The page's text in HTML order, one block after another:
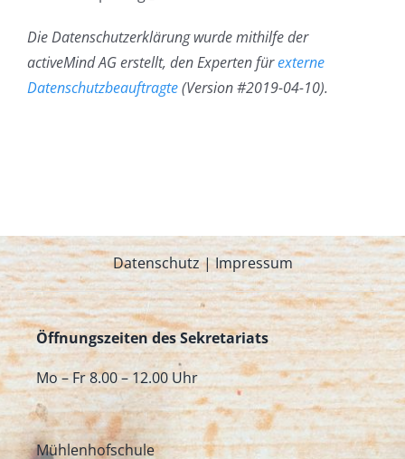
Die Datenschutzerklärung wurde mithilfe der
activeMind AG erstellt, den Experten fürexterne
Datenschutzbeauftragte(Version #2019-04-10).
Datenschutz|Impressum
Öffnungszeiten des Sekretariats
Mo – Fr 8.00 – 12.00 Uhr
Mühlenhofschule